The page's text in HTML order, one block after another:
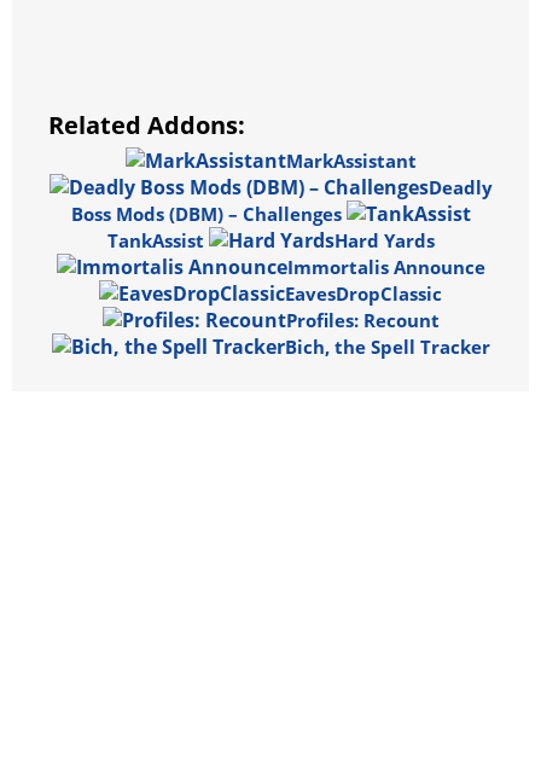
Related Addons:
MarkAssistant
Deadly
Boss Mods (DBM) – Challenges
TankAssist
Hard Yards
Immortalis Announce
EavesDropClassic
Profiles: Recount
Bich, the Spell Tracker